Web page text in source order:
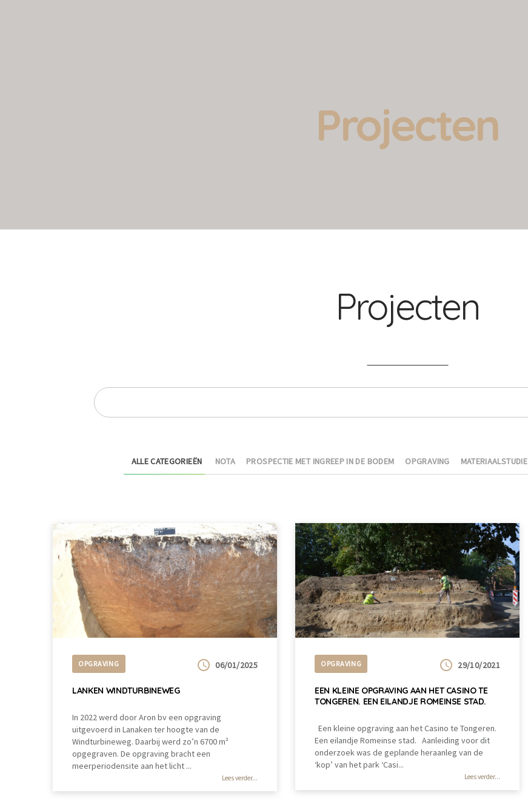
Projecten
Projecten
ALLE CATEGORIEËN NOTA PROSPECTIE MET INGREEP IN DE BODEM OPGRAVING MATERIAALSTUDIE
06/01/2025
OPGRAVING
LANKEN WINDTURBINEWEG
In 2022 werd door Aron bv een opgraving
uitgevoerd in Lanaken ter hoogte van de
Windturbineweg. Daarbij werd zo’n 6700 m²
opgegraven. De opgraving bracht een
meerperiodensite aan het licht ...
Lees verder...
29/10/2021
OPGRAVING
EEN KLEINE OPGRAVING AAN HET CASINO TE
TONGEREN. EEN EILANDJE ROMEINSE STAD.
Een kleine opgraving aan het Casino te Tongeren.
Een eilandje Romeinse stad. Aanleiding voor dit
onderzoek was de geplande heraanleg van de
‘kop’ van het park ‘Casi...
Lees verder...